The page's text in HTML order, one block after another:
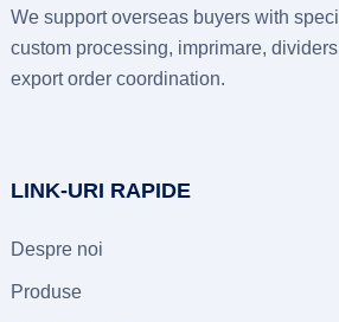
We support overseas buyers with
custom processing, imprimare, dividers
export order coordination.
LINK-URI RAPIDE
Despre noi
Produse